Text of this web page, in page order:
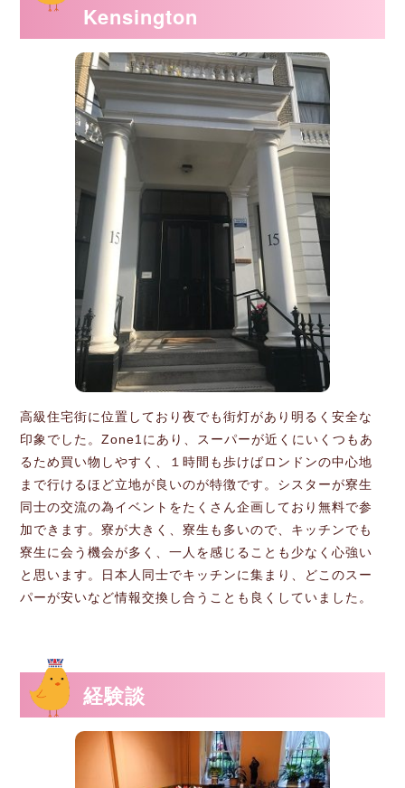
Kensington
高級住宅街に位置しており夜でも街灯があり明るく安全な
印象でした。Zone1にあり、スーパーが近くにいくつもあ
るため買い物しやすく、１時間も歩けばロンドンの中心地
まで行けるほど立地が良いのが特徴です。シスターが寮生
同士の交流の為イベントをたくさん企画しており無料で参
加できます。寮が大きく、寮生も多いので、キッチンでも
寮生に会う機会が多く、一人を感じることも少なく心強い
と思います。日本人同士でキッチンに集まり、どこのスー
パーが安いなど情報交換し合うことも良くしていました。
経験談